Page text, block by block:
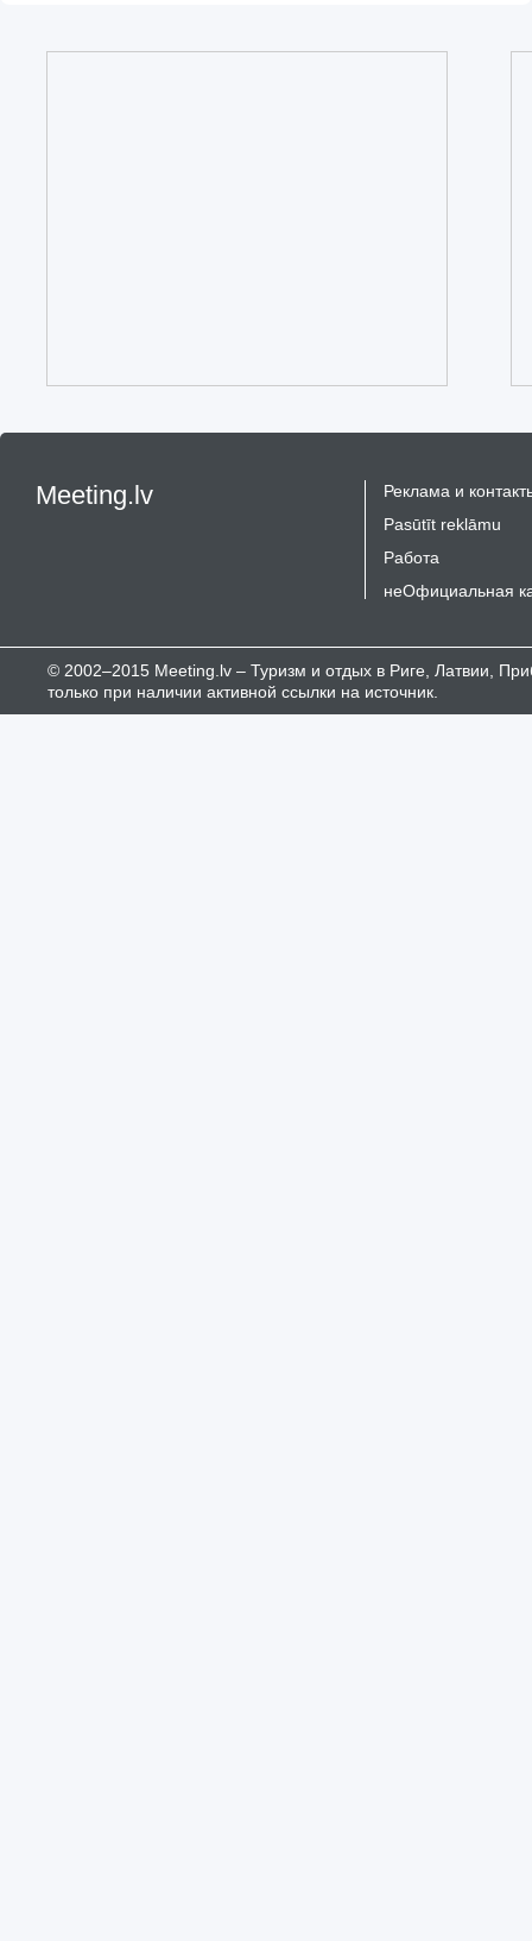
Meeting.lv
Реклама и
Pasūtīt reklāmu
Работа
неОфициальная
© 2002–2015 Meeting.lv – Туризм и отдых в Риге, Латвии,
только при наличии активной ссылки на источник.